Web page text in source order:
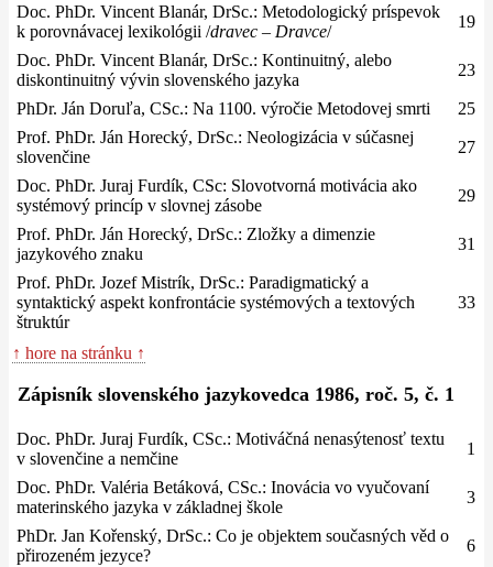
Doc. PhDr. Vincent Blanár, DrSc.: Metodologický príspevok
k porovnávacej lexikológii /dravec – Dravce/
19
Doc. PhDr. Vincent Blanár, DrSc.: Kontinuitný, alebo
diskontinuitný vývin slovenského jazyka
23
PhDr. Ján Doruľa, CSc.: Na 1100. výročie Metodovej smrti
25
Prof. PhDr. Ján Horecký, DrSc.: Neologizácia v súčasnej
slovenčine
27
Doc. PhDr. Juraj Furdík, CSc: Slovotvorná motivácia ako
systémový princíp v slovnej zásobe
29
Prof. PhDr. Ján Horecký, DrSc.: Zložky a dimenzie
jazykového znaku
31
Prof. PhDr. Jozef Mistrík, DrSc.: Paradigmatický a
syntaktický aspekt konfrontácie systémových a textových
štruktúr
33
↑ hore na stránku ↑
Zápisník slovenského jazykovedca 1986, roč. 5, č. 1
Doc. PhDr. Juraj Furdík, CSc.: Motiváčná nenasýtenosť textu
v slovenčine a nemčine
1
Doc. PhDr. Valéria Betáková, CSc.: Inovácia vo vyučovaní
materinského jazyka v základnej škole
3
PhDr. Jan Kořenský, DrSc.: Co je objektem současných věd o
přirozeném jezyce?
6